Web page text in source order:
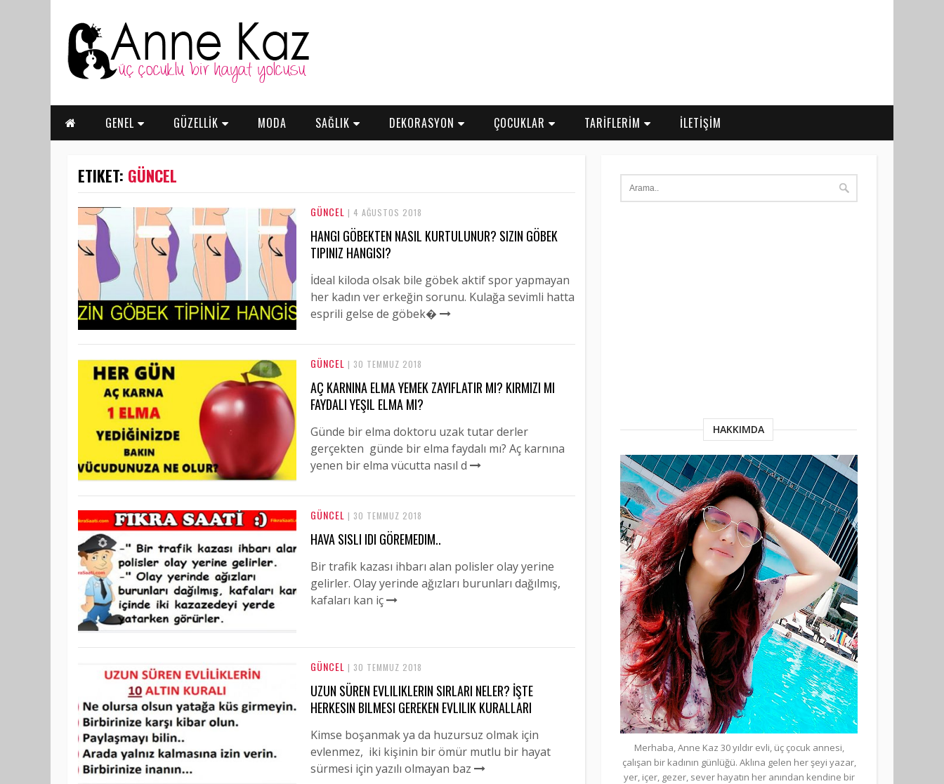
GENEL GÜZELLİK MODA SAĞLIK DEKORASYON ÇOCUKLAR TARİFLERİM İLETİŞİM
ETIKET: GÜNCEL
GÜNCEL | 4 AĞUSTOS 2018
HANGI GÖBEKTEN NASIL KURTULUNUR? SIZIN GÖBEK
TIPINIZ HANGISI?
İdeal kiloda olsak bile göbek aktif spor yapmayan
her kadın ver erkeğin sorunu. Kulağa sevimli hatta
esprili gelse de göbek�
GÜNCEL | 30 TEMMUZ 2018
AÇ KARNINA ELMA YEMEK ZAYIFLATIR MI? KIRMIZI MI
FAYDALI YEŞIL ELMA MI?
Günde bir elma doktoru uzak tutar derler
gerçekten günde bir elma faydalı mı? Aç karnına
yenen bir elma vücutta nasıl d
GÜNCEL | 30 TEMMUZ 2018
HAVA SISLI IDI GÖREMEDIM..
Bir trafik kazası ihbarı alan polisler olay yerine
gelirler. Olay yerinde ağızları burunları dağılmış,
kafaları kan iç
GÜNCEL | 30 TEMMUZ 2018
UZUN SÜREN EVLILIKLERIN SIRLARI NELER? İŞTE
HERKESIN BILMESI GEREKEN EVLILIK KURALLARI
Kimse boşanmak ya da huzursuz olmak için
evlenmez, iki kişinin bir ömür mutlu bir hayat
sürmesi için yazılı olmayan baz
HAKKIMDA
Merhaba, Anne Kaz 30 yıldır evli, üç çocuk annesi,
çalışan bir kadının günlüğü. Aklına gelen her şeyi yazar,
yer, içer, gezer, sever hayatın her anından kendine bir